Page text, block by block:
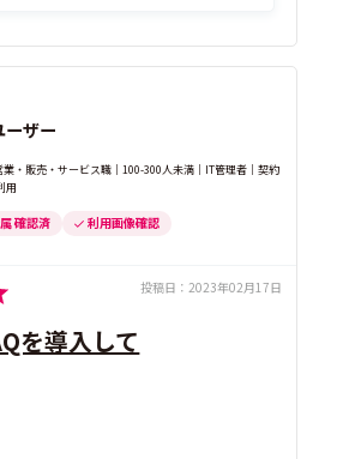
ーザー
業・販売・サービス職｜100-300人未満｜IT管理者｜契約
用
確認済 利用画像確認
投稿日： 2023年02月17日
を導入して